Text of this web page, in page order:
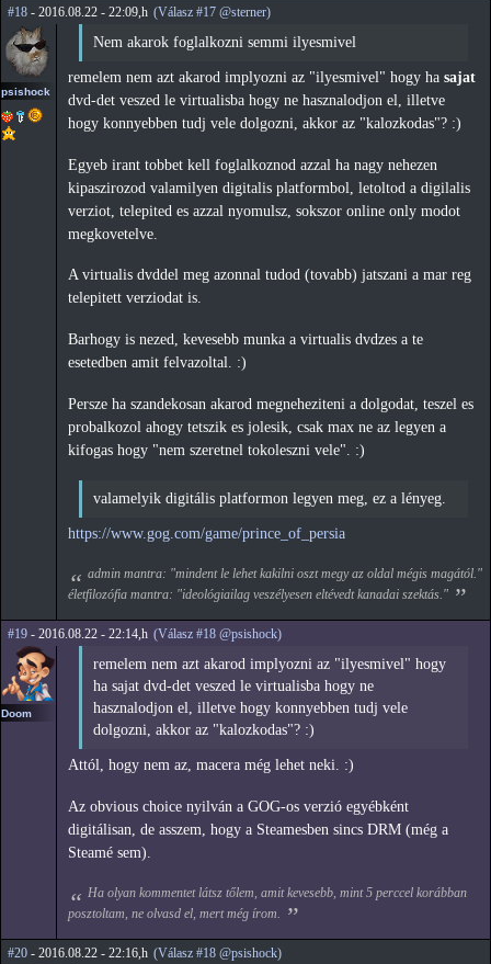
#18 - 2016.08.22 - 22:09,h (Válasz #17 @sterner)
psishock
Nem akarok foglalkozni semmi ilyesmivel
remelem nem azt akarod implyozni az "ilyesmivel" hogy ha sajat
dvd-det veszed le virtualisba hogy ne hasznalodjon el, illetve
hogy konnyebben tudj vele dolgozni, akkor az "kalozkodas"? :)
Egyeb irant tobbet kell foglalkoznod azzal ha nagy nehezen
kipaszirozod valamilyen digitalis platformbol, letoltod a digilalis
verziot, telepited es azzal nyomulsz, sokszor online only modot
megkovetelve.
A virtualis dvddel meg azonnal tudod (tovabb) jatszani a mar reg
telepitett verziodat is.
Barhogy is nezed, kevesebb munka a virtualis dvdzes a te
esetedben amit felvazoltal. :)
Persze ha szandekosan akarod megneheziteni a dolgodat, teszel es
probalkozol ahogy tetszik es jolesik, csak max ne az legyen a
kifogas hogy "nem szeretnel tokoleszni vele". :)
valamelyik digitális platformon legyen meg, ez a lényeg.
https://www.gog.com/game/prince_of_persia
admin mantra: "mindent le lehet kakilni oszt megy az oldal mégis magától."
életfilozófia mantra: "ideológiailag veszélyesen eltévedt kanadai szektás."
#19 - 2016.08.22 - 22:14,h (Válasz #18 @psishock)
Doom
remelem nem azt akarod implyozni az "ilyesmivel" hogy
ha sajat dvd-det veszed le virtualisba hogy ne
hasznalodjon el, illetve hogy konnyebben tudj vele
dolgozni, akkor az "kalozkodas"? :)
Attól, hogy nem az, macera még lehet neki. :)
Az obvious choice nyilván a GOG-os verzió egyébként
digitálisan, de asszem, hogy a Steamesben sincs DRM (még a
Steamé sem).
Ha olyan kommentet látsz tőlem, amit kevesebb, mint 5 perccel korábban
posztoltam, ne olvasd el, mert még írom.
#20 - 2016.08.22 - 22:16,h (Válasz #18 @psishock)